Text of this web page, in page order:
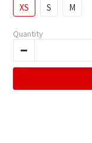
XS S M
Quantity